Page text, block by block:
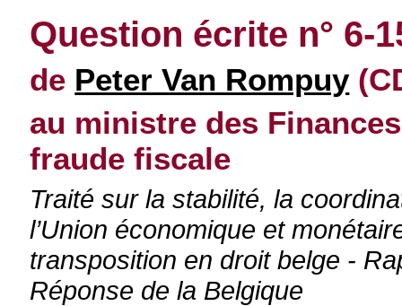
Question écrite n° 6-
de Peter Van Rompuy
au ministre des
fraude fiscale
Traité sur la stabilité, la
l’Union économique et
transposition en droit belge -
Réponse de la Belgique